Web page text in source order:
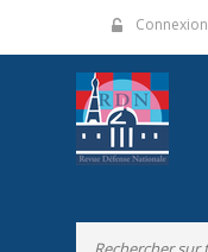
Connexion